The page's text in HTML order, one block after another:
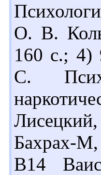
О. В.
160 с.; 4)
С.
Бахрах-
В14